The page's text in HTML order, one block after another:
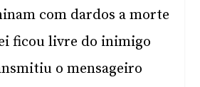
com dardos a morte
ficou livre do inimigo
o mensageiro